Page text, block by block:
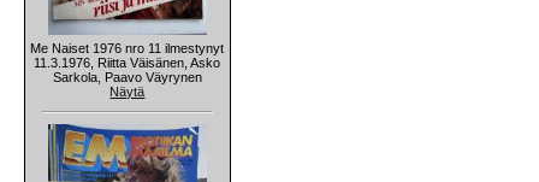
Me Naiset 1976 nro 11 ilmestynyt
11.3.1976, Riitta Väisänen, Asko
Sarkola, Paavo Väyrynen
Näytä